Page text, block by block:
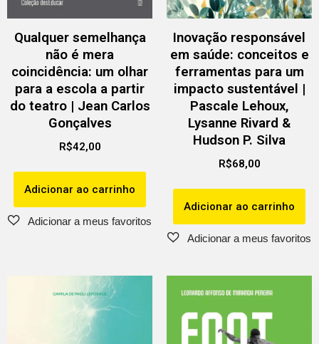
Qualquer semelhança
não é mera
coincidência: um olhar
para a escola a partir
do teatro | Jean Carlos
Gonçalves
R$42,00
Adicionar ao carrinho
Inovação responsável
em saúde: conceitos e
ferramentas para um
impacto sustentável |
Pascale Lehoux,
Lysanne Rivard &
Hudson P. Silva
R$68,00
Adicionar ao carrinho